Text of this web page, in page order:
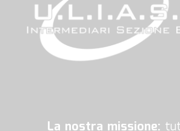
La nostra missione: